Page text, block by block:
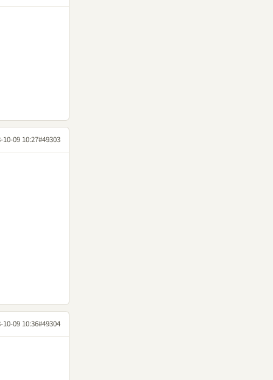
10-09 10:27#49303
10-09 10:36#49304